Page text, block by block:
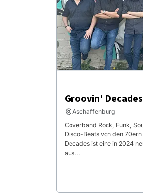
Groovin' Decades
Aschaffenburg
Coverband Rock, Funk,
Disco-Beats von den
Decades ist eine in 2024
aus...